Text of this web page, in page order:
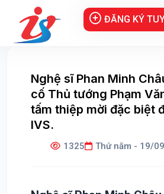
ĐĂNG KÝ
Nghệ sĩ Phan Minh
cố Thủ tướng Phạm
tấm thiệp mời đặc biệt
IVS.
1325 Thứ năm - 19/